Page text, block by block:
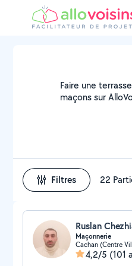
Faire une
maçons sur
Filtres 22
Ruslan
Maçonnerie
Cachan (Centre
4,2/5 (101